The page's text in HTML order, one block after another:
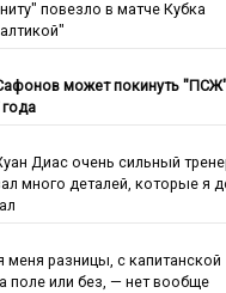
повезло в матче Кубка
может покинуть
Диас очень сильный
много деталей, которые я
меня разницы, с капитанской
поле или без, — нет вообще